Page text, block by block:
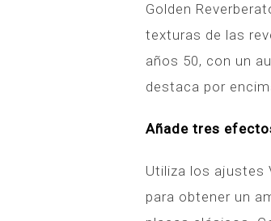
Golden
texturas de las
años 50, con un
destaca por
Añade tres
Utiliza los ajustes
para obtener un